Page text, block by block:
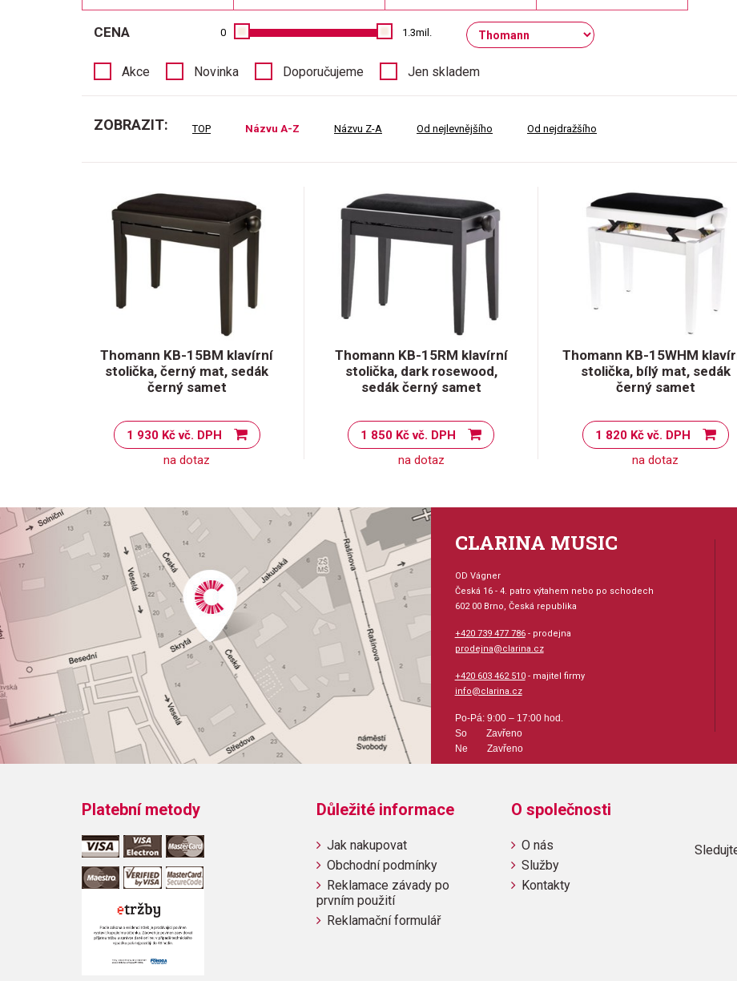
CENA 0 1.3mil.
Akce Novinka Doporučujeme Jen skladem
ZOBRAZIT: TOP Názvu A-Z Názvu Z-A Od nejlevnějšího Od nejdražšího
Thomann KB-15BM klavírní
stolička, černý mat, sedák
černý samet
1 930 Kč vč. DPH
na dotaz
Thomann KB-15RM klavírní
stolička, dark rosewood,
sedák černý samet
1 850 Kč vč. DPH
na dotaz
Thomann KB-15WHM
stolička, bílý mat, sedák
černý samet
1 820 Kč vč. DPH
na dotaz
CLARINA MUSIC
OD Vágner
Česká 16 - 4. patro výtahem nebo po schodech
602 00 Brno, Česká republika
+420 739 477 786- prodejna
prodejna@clarina.cz
+420 603 462 510- majitel firmy
info@clarina.cz
Po-Pá: 9:00 – 17:00 hod.
So Zavřeno
Ne Zavřeno
Platební metody Důležité informace
Jak nakupovat
Obchodní podmínky
Reklamace závady po
prvním použití
Reklamační formulář
O společnosti
O nás
Služby
Kontakty